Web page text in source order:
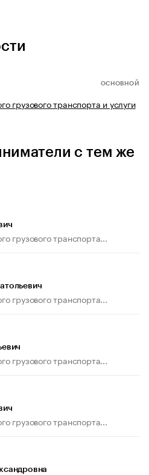
ОСНОВНОЙ
грузового транспорта и услуги
с тем же
грузового транспорта...
грузового транспорта...
грузового транспорта...
грузового транспорта...